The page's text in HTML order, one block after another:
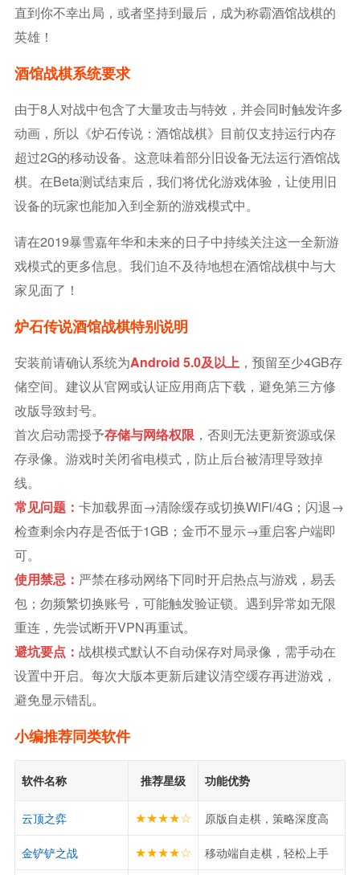
直到你不幸出局，或者坚持到最后，成为称霸酒馆战棋的
英雄！
酒馆战棋系统要求
由于8人对战中包含了大量攻击与特效，并会同时触发许多
动画，所以《炉石传说：酒馆战棋》目前仅支持运行内存
超过2G的移动设备。这意味着部分旧设备无法运行酒馆战
棋。在Beta测试结束后，我们将优化游戏体验，让使用旧
设备的玩家也能加入到全新的游戏模式中。
请在2019暴雪嘉年华和未来的日子中持续关注这一全新游
戏模式的更多信息。我们迫不及待地想在酒馆战棋中与大
家见面了！
炉石传说酒馆战棋特别说明
安装前请确认系统为Android 5.0及以上，预留至少4GB存
储空间。建议从官网或认证应用商店下载，避免第三方修
改版导致封号。
首次启动需授予存储与网络权限，否则无法更新资源或保
存录像。游戏时关闭省电模式，防止后台被清理导致掉
线。
常见问题： 卡加载界面→清除缓存或切换WiFi/4G；闪退→
检查剩余内存是否低于1GB；金币不显示→重启客户端即
可。
使用禁忌： 严禁在移动网络下同时开启热点与游戏，易丢
包；勿频繁切换账号，可能触发验证锁。遇到异常如无限
重连，先尝试断开VPN再重试。
避坑要点： 战棋模式默认不自动保存对局录像，需手动在
设置中开启。每次大版本更新后建议清空缓存再进游戏，
避免显示错乱。
小编推荐同类软件
软件名称 推荐星级 功能优势
云顶之弈 ★★★★☆ 原版自走棋，策略深度高
金铲铲之战 ★★★★☆ 移动端自走棋，轻松上手